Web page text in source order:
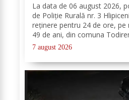
La data de 06 august 2026,
de Poliție Rurală nr. 3
reținere pentru 24 de ore, pe
49 de ani, din comuna
comiterea infracțiunii de
influența alcoolului. În urma...
7 august 2026